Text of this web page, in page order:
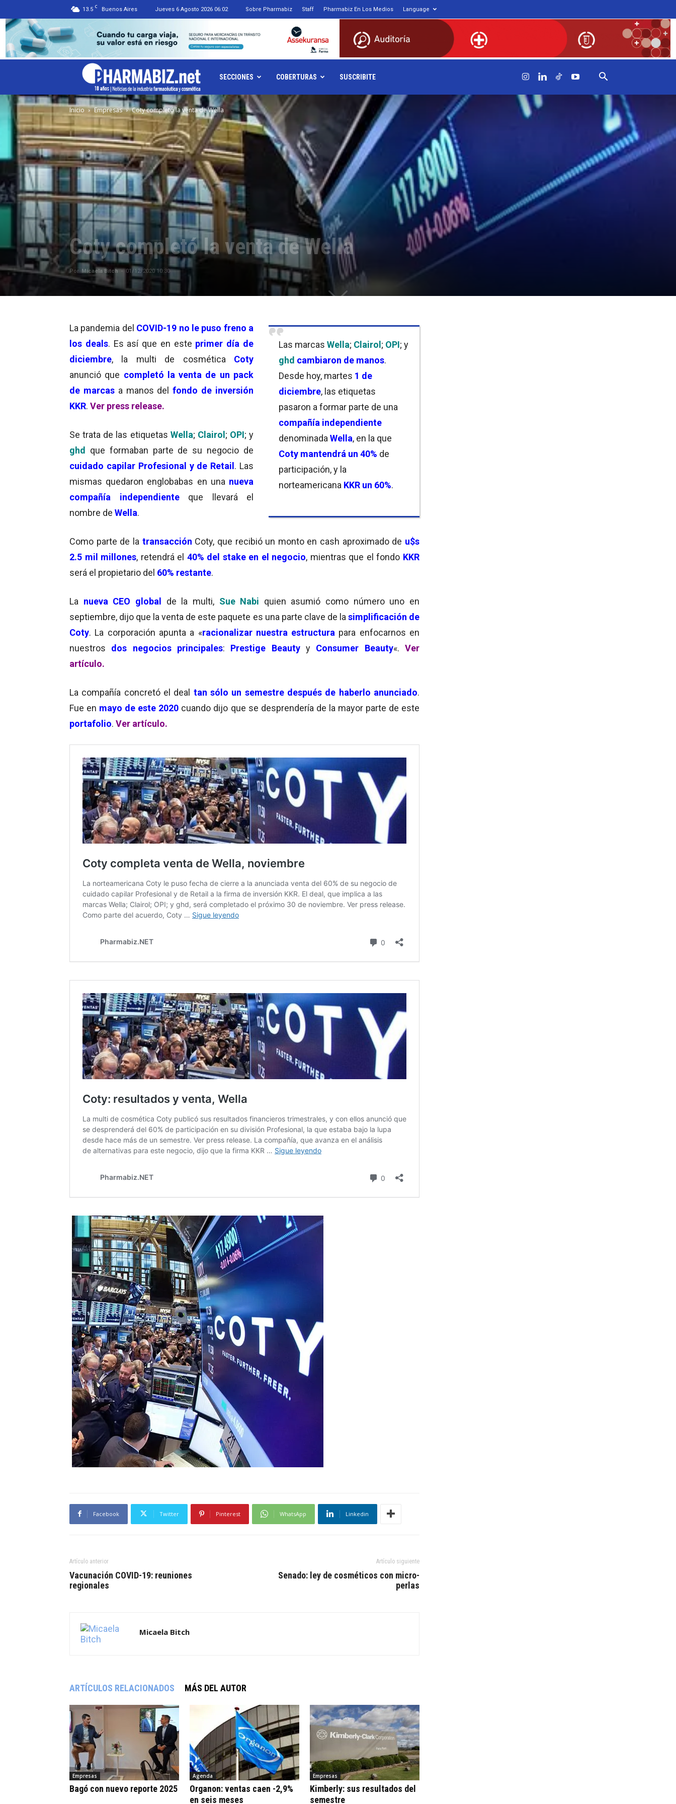
13.5 C Buenos Aires Jueves 6 Agosto 2026 06:02 Sobre Pharmabiz Staff Pharmabiz En Los Medios Language
Pharmabiz.NET
SECCIONES COBERTURAS SUSCRIBITE
Inicio Empresas Coty completó la venta de Wella
Coty completó la venta de Wella
Por Micaela Bitch - 01/12/2020 10:30
Las marcas Wella; Clairol; OPI; y
ghd cambiaron de manos.
Desde hoy, martes 1 de
diciembre, las etiquetas
pasaron a formar parte de una
compañía independiente
denominada Wella, en la que
Coty mantendrá un 40% de
participación, y la
norteamericana KKR un 60%.
La pandemia del COVID-19 no le puso freno a
los deals. Es así que en este primer día de
diciembre, la multi de cosmética Coty
anunció que completó la venta de un pack
de marcas a manos delfondo de inversión
KKR. Ver press release.
Se trata de las etiquetas Wella; Clairol; OPI; y
ghd que formaban parte de su negocio de
cuidado capilar Profesional y de Retail. Las
mismas quedaron englobabas en una nueva
compañía independiente
que llevará el
nombre de Wella.
Como parte de la transacción Coty, que recibió un monto en cash aproximado de u$s
2.5 mil millones, retendrá el 40% del stake en el negocio, mientras que el fondo KKR
será el propietario del 60% restante.
La nueva CEO global de la multi, Sue Nabi quien asumió como número uno en
septiembre, dijo que la venta de este paquete es una parte clave de la simplificación de
Coty. La corporación apunta a «racionalizar nuestra estructura para enfocarnos en
nuestros dos negocios principales: Prestige Beauty y Consumer Beauty«.Ver
artículo.
La compañía concretó el deal tan sólo un semestre después de haberlo anunciado.
Fue en mayo de este 2020 cuando dijo que se desprendería de la mayor parte de este
portafolio. Ver artículo.
Facebook Twitter Pinterest WhatsApp Linkedin
Artículo anterior
Vacunación COVID-19: reuniones
regionales
Artículo siguiente
Senado: ley de cosméticos con micro-
perlas
Micaela Bitch
ARTÍCULOS RELACIONADOS MÁS DEL AUTOR
Empresas
Bagó con nuevo reporte 2025
Agenda
Organon: ventas caen -2,9%
en seis meses
Empresas
Kimberly: sus resultados del
semestre